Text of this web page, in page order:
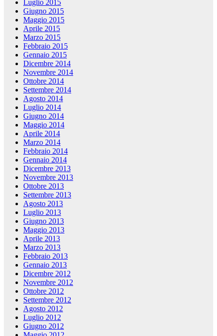
Luglio 2015
Giugno 2015
Maggio 2015
Aprile 2015
Marzo 2015
Febbraio 2015
Gennaio 2015
Dicembre 2014
Novembre 2014
Ottobre 2014
Settembre 2014
Agosto 2014
Luglio 2014
Giugno 2014
Maggio 2014
Aprile 2014
Marzo 2014
Febbraio 2014
Gennaio 2014
Dicembre 2013
Novembre 2013
Ottobre 2013
Settembre 2013
Agosto 2013
Luglio 2013
Giugno 2013
Maggio 2013
Aprile 2013
Marzo 2013
Febbraio 2013
Gennaio 2013
Dicembre 2012
Novembre 2012
Ottobre 2012
Settembre 2012
Agosto 2012
Luglio 2012
Giugno 2012